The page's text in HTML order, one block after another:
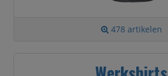
478 artikelen